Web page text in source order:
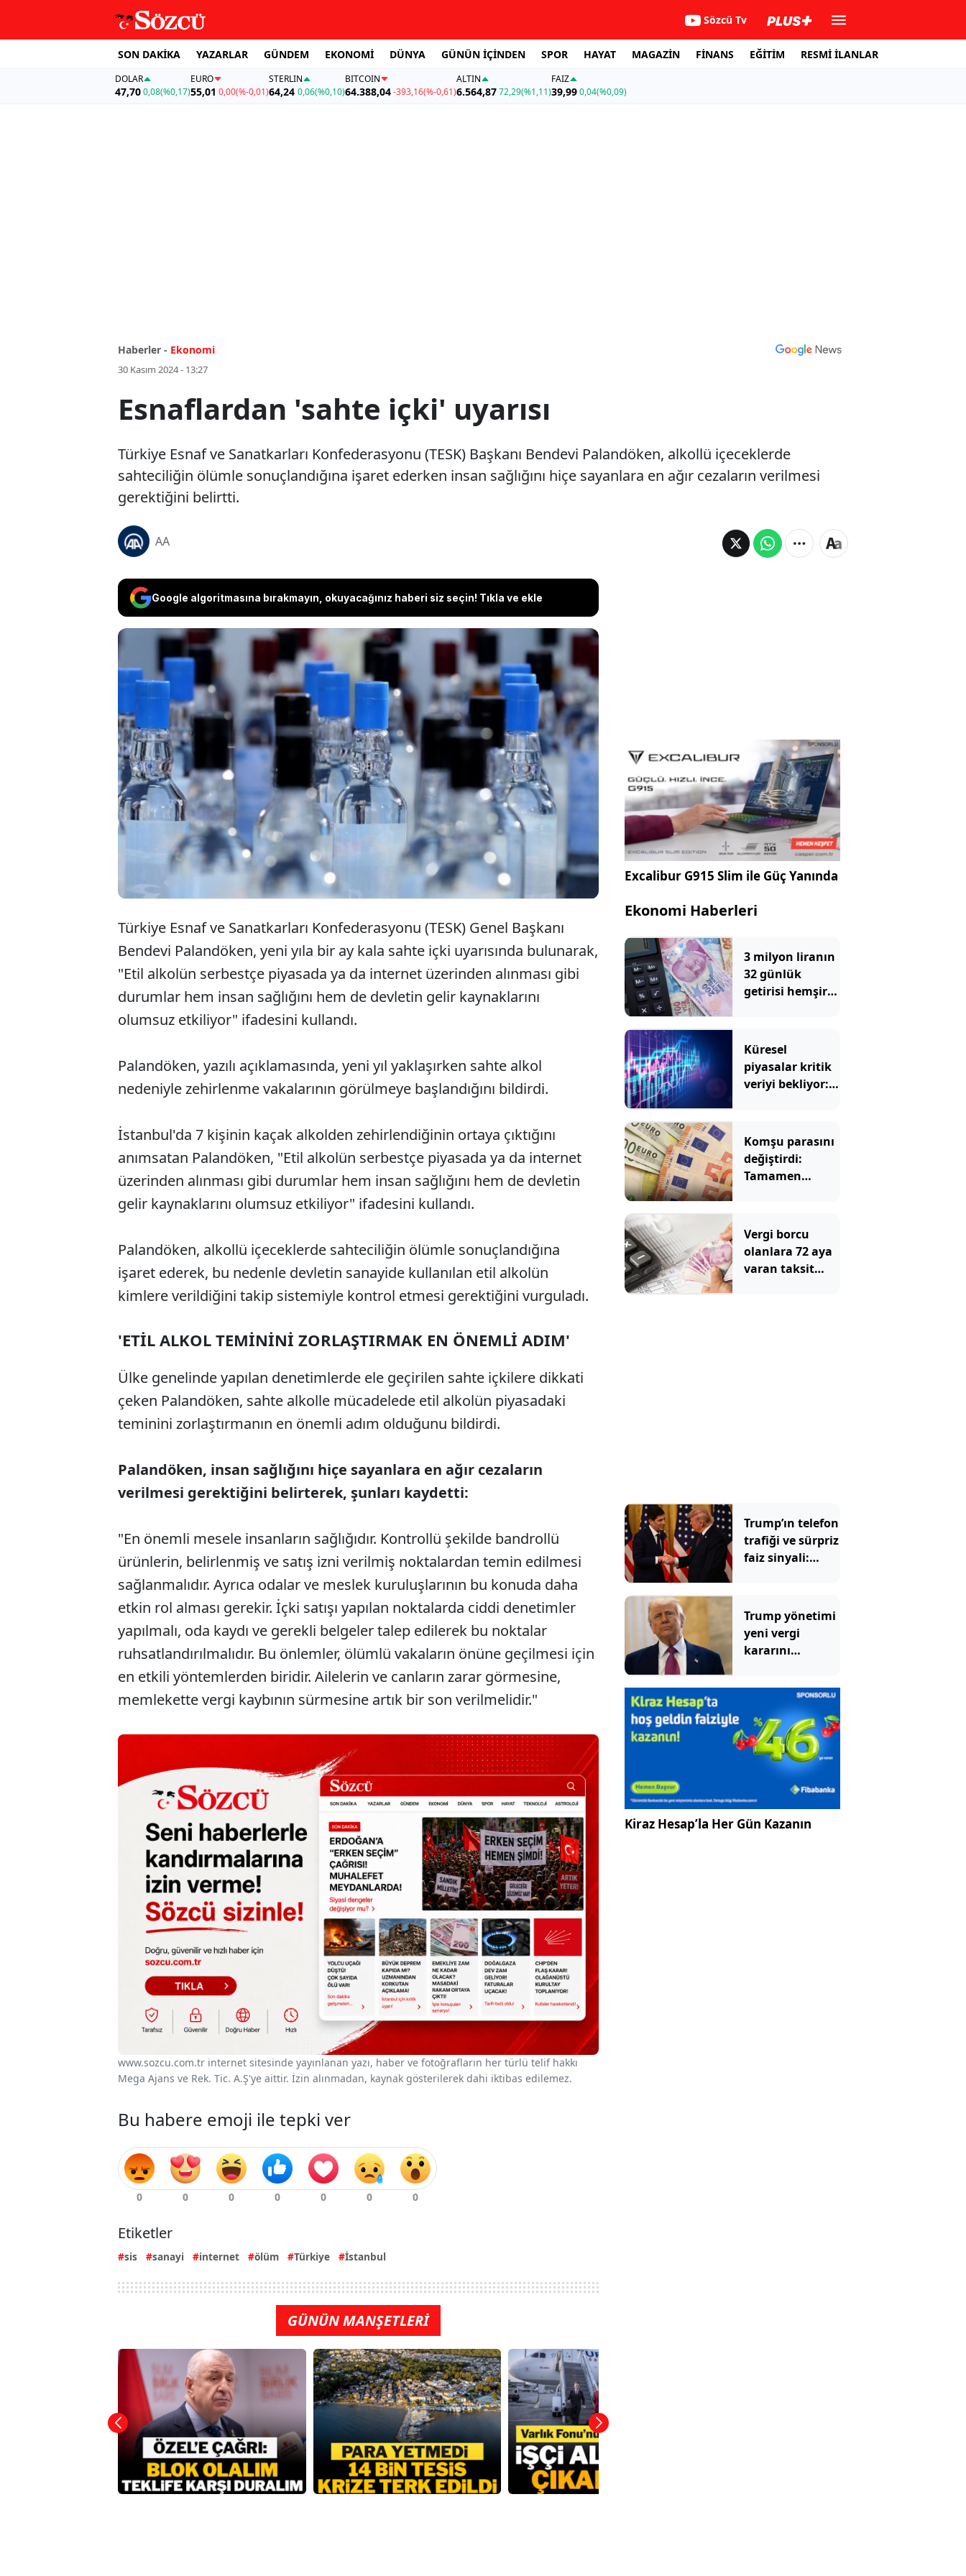
Sözcü Tv
SON DAKİKA YAZARLAR GÜNDEM EKONOMİ DÜNYA GÜNÜN İÇİNDEN SPOR HAYAT MAGAZİN FİNANS EĞİTİM RESMİ İLANLAR
DOLAR
47,700,08(%0,17)
EURO
55,01 0,00(%-0,01)
STERLIN
64,24 0,06(%0,10)
BITCOIN
64.388,04-393,16(%-0,61)
ALTIN
6.564,8772,29(%1,11)
FAİZ
39,990,04(%0,09)
Haberler - Ekonomi
30 Kasım 2024 - 13:27
Esnaflardan 'sahte içki' uyarısı
Türkiye Esnaf ve Sanatkarları Konfederasyonu (TESK) Başkanı Bendevi Palandöken, alkollü içeceklerde
sahteciliğin ölümle sonuçlandığına işaret ederken insan sağlığını hiçe sayanlara en ağır cezaların verilmesi
gerektiğini belirtti.
AA
Google algoritmasına bırakmayın, okuyacağınız haberi siz seçin! Tıkla ve ekle
Türkiye Esnaf ve Sanatkarları Konfederasyonu (TESK) Başkanı
Bendevi Palandöken, alkollü içeceklerde sahteciliğin ölümle
sonuçlandığına işaret ederken insan sağlığını hiçe sayanlara en
ağır cezaların verilmesi gerektiğini belirtti.
Türkiye Esnaf ve Sanatkarları Konfederasyonu (TESK) Genel Başkanı
Bendevi Palandöken, yeni yıla bir ay kala sahte içki uyarısında bulunarak,
"Etil alkolün serbestçe piyasada ya da internet üzerinden alınması gibi
durumlar hem insan sağlığını hem de devletin gelir kaynaklarını
olumsuz etkiliyor" ifadesini kullandı.
Palandöken, yazılı açıklamasında, yeni yıl yaklaşırken sahte alkol
nedeniyle zehirlenme vakalarının görülmeye başlandığını bildirdi.
İstanbul'da 7 kişinin kaçak alkolden zehirlendiğinin ortaya çıktığını
anımsatan Palandöken, "Etil alkolün serbestçe piyasada ya da internet
üzerinden alınması gibi durumlar hem insan sağlığını hem de devletin
gelir kaynaklarını olumsuz etkiliyor" ifadesini kullandı.
Palandöken, alkollü içeceklerde sahteciliğin ölümle sonuçlandığına
işaret ederek, bu nedenle devletin sanayide kullanılan etil alkolün
kimlere verildiğini takip sistemiyle kontrol etmesi gerektiğini vurguladı.
'ETİL ALKOL TEMİNİNİ ZORLAŞTIRMAK EN ÖNEMLİ ADIM'
Ülke genelinde yapılan denetimlerde ele geçirilen sahte içkilere dikkati
çeken Palandöken, sahte alkolle mücadelede etil alkolün piyasadaki
teminini zorlaştırmanın en önemli adım olduğunu bildirdi.
Palandöken, insan sağlığını hiçe sayanlara en ağır cezaların
verilmesi gerektiğini belirterek, şunları kaydetti:
"En önemli mesele insanların sağlığıdır. Kontrollü şekilde bandrollü
ürünlerin, belirlenmiş ve satış izni verilmiş noktalardan temin edilmesi
sağlanmalıdır. Ayrıca odalar ve meslek kuruluşlarının bu konuda daha
etkin rol alması gerekir. İçki satışı yapılan noktalarda ciddi denetimler
yapılmalı, oda kaydı ve gerekli belgeler talep edilerek bu noktalar
ruhsatlandırılmalıdır. Bu önlemler, ölümlü vakaların önüne geçilmesi için
en etkili yöntemlerden biridir. Ailelerin ve canların zarar görmesine,
memlekette vergi kaybının sürmesine artık bir son verilmelidir."
www.sozcu.com.tr internet sitesinde yayınlanan yazı, haber ve fotoğrafların her türlü telif hakkı
Mega Ajans ve Rek. Tic. A.Ş'ye aittir. İzin alınmadan, kaynak gösterilerek dahi iktibas edilemez.
Bu habere emoji ile tepki ver
Etiketler
sis sanayi internet ölüm Türkiye İstanbul
GÜNÜN MANŞETLERİ
Excalibur G915 Slim ile Güç Yanında
Ekonomi Haberleri
3 milyon liranın
32 günlük
getirisi hemşire
Küresel
piyasalar kritik
veriyi bekliyor:
Komşu parasını
değiştirdi:
Tamamen
Vergi borcu
olanlara 72 aya
varan taksit
Trump’ın telefon
trafiği ve sürpriz
faiz sinyali:
Trump yönetimi
yeni vergi
kararını
Kiraz Hesap’la Her Gün Kazanın